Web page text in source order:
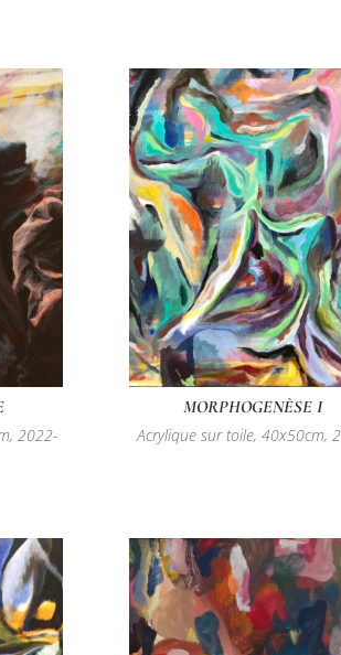
2022-
MORPHOGENÈSE I
Acrylique sur toile, 40x50cm,